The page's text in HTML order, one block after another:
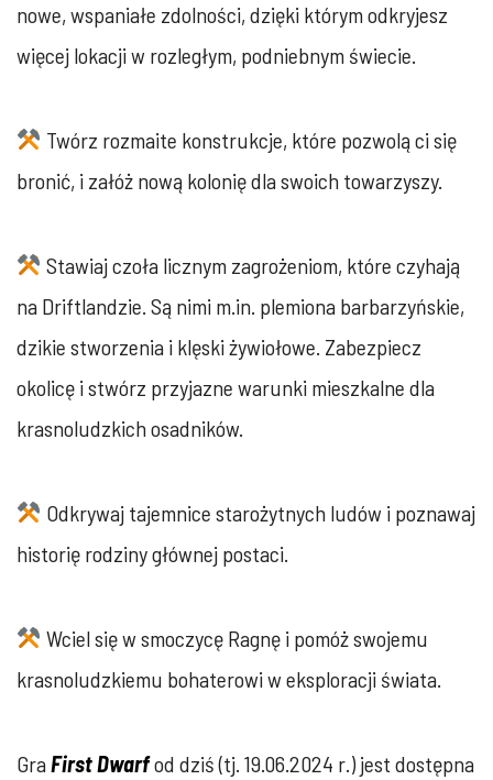
nowe, wspaniałe zdolności, dzięki którym odkryjesz
więcej lokacji w rozległym, podniebnym świecie.
Twórz rozmaite konstrukcje, które pozwolą ci się
bronić, i załóż nową kolonię dla swoich towarzyszy.
Stawiaj czoła licznym zagrożeniom, które czyhają
na Driftlandzie. Są nimi m.in. plemiona barbarzyńskie,
dzikie stworzenia i klęski żywiołowe. Zabezpiecz
okolicę i stwórz przyjazne warunki mieszkalne dla
krasnoludzkich osadników.
Odkrywaj tajemnice starożytnych ludów i poznawaj
historię rodziny głównej postaci.
Wciel się w smoczycę Ragnę i pomóż swojemu
krasnoludzkiemu bohaterowi w eksploracji świata.
GraFirst Dwarfod dziś (tj. 19.06.2024 r.) jest dostępna